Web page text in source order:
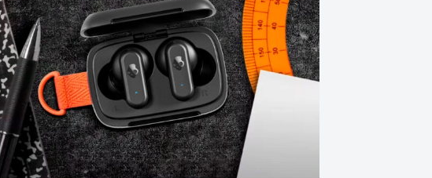
Coolers y Silla Truper para disfrutar el verano 2026
06/01/2026